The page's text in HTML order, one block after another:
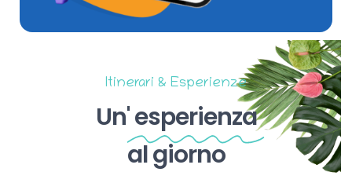
Itinerari & Esperienze
Un'esperienza
al giorno